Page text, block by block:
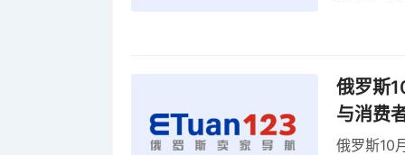
俄罗斯
与消费
俄罗斯10